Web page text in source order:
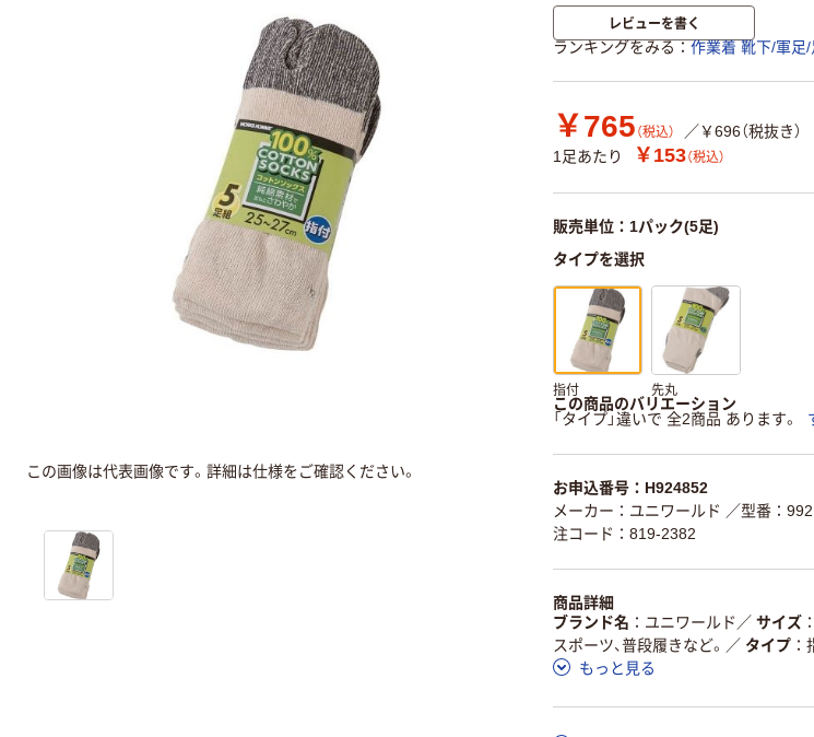
レビューを書く
ランキングをみる 作業着 靴下/軍足/
￥765 （税込）
／￥696（税抜き）
1足あたり
￥153（税込）
販売単位：1パック(5足)
タイプを選択
指付 先丸
この商品のバリエーション
「タイプ」違いで 全2商品 あります。
お申込番号：H924852
メーカー：ユニワールド ／型番：992
注コード：819-2382
商品詳細
ブランド名
ユニワールド ／ サイズ
スポーツ、普段履きなど。 ／ タイプ
もっと見る
この画像は代表画像です。詳細は仕様をご確認ください。